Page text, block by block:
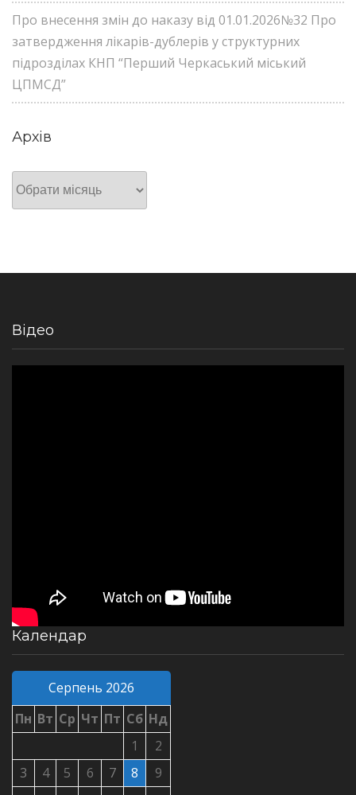
Про внесення змін до наказу від 01.01.2026№32 Про
затвердження лікарів-дублерів у структурних
підрозділах КНП “Перший Черкаський міський
ЦПМСД”
Архів
Архів
Відео
Календар
Серпень 2026
Пн Вт Ср Чт Пт Сб Нд
1
2
3
4 5 6 7 8
9